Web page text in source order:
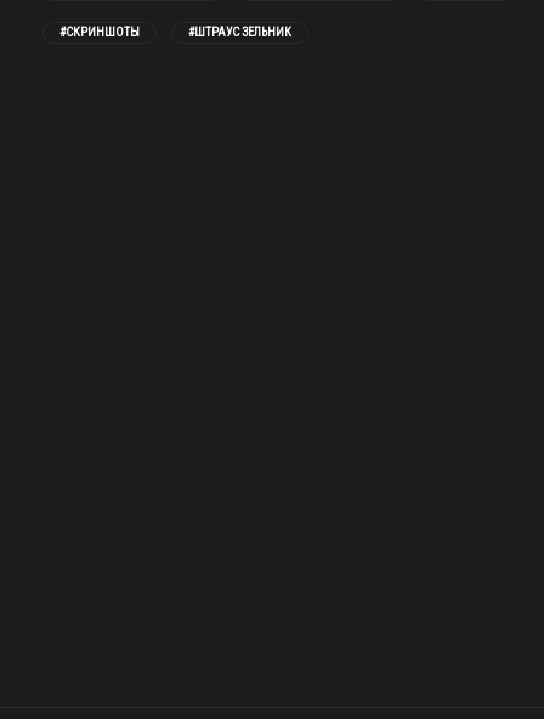
#СКРИНШОТЫ #ШТРАУС ЗЕЛЬНИК